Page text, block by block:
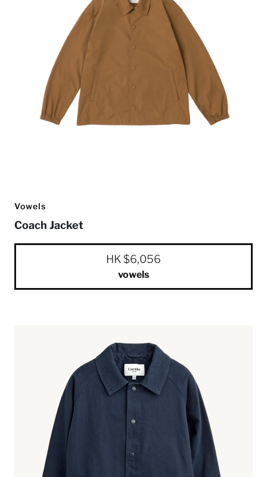
Vowels
Coach Jacket
HK $6,056
vowels